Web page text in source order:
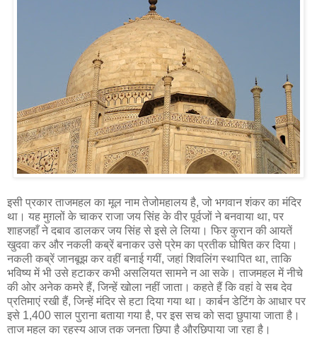
इसी प्रकार ताजमहल का मूल नाम तेजोमहालय है, जो भगवान शंकर का मंदिर
था। यह मुग़लों के चाकर राजा जय सिंह के वीर पूर्वजों ने बनवाया था, पर
शाहजहाँ ने दबाव डालकर जय सिंह से इसे ले लिया। फिर कुरान की आयतें
खुदवा कर और नकली कब्रें बनाकर उसे प्रेम का प्रतीक घोषित कर दिया।
नकली कब्रें जानबूझ कर वहीं बनाई गयीं, जहां शिवलिंग स्थापित था, ताकि
भविष्य में भी उसे हटाकर कभी असलियत सामने न आ सके। ताजमहल में नीचे
की ओर अनेक कमरे हैं, जिन्हें खोला नहीं जाता। कहते हैं कि वहां वे सब देव
प्रतिमाएं रखी हैं, जिन्हें मंदिर से हटा दिया गया था। कार्बन डेटिंग के आधार पर
इसे 1,400 साल पुराना बताया गया है, पर इस सच को सदा छुपाया जाता है।
ताज महल का रहस्य आज तक जनता छिपा है औरछिपाया जा रहा है।